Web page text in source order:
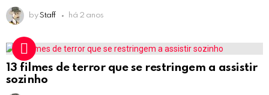
by Staff há 2 anos
13 filmes de terror que se restringem a assistir
sozinho